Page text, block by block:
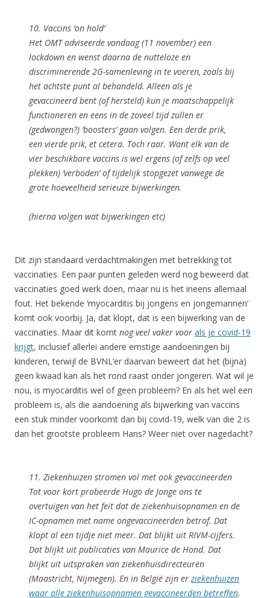
10. Vaccins ‘on hold’
Het OMT adviseerde vandaag (11 november) een
lockdown en wenst daarna de nutteloze en
discriminerende 2G-samenleving in te voeren, zoals bij
het achtste punt al behandeld. Alleen als je
gevaccineerd bent (of hersteld) kun je maatschappelijk
functioneren en eens in de zoveel tijd zullen er
(gedwongen?) ‘boosters’ gaan volgen. Een derde prik,
een vierde prik, et cetera. Toch raar. Want elk van de
vier beschikbare vaccins is wel ergens (of zelfs op veel
plekken) ‘verboden’ of tijdelijk stopgezet vanwege de
grote hoeveelheid serieuze bijwerkingen.
(hierna volgen wat bijwerkingen etc)
Dit zijn standaard verdachtmakingen met betrekking tot
vaccinaties. Een paar punten geleden werd nog beweerd dat
vaccinaties goed werk doen, maar nu is het ineens allemaal
fout. Het bekende ‘myocarditis bij jongens en jongemannen’
komt ook voorbij. Ja, dat klopt, dat is een bijwerking van de
vaccinaties. Maar dit komt nog veel vaker voor als je covid-19
krijgt, inclusief allerlei andere ernstige aandoeningen bij
kinderen, terwijl de BVNL’er daarvan beweert dat het (bijna)
geen kwaad kan als het rond raast onder jongeren. Wat wil je
nou, is myocarditis wel of geen probleem? En als het wel een
probleem is, als die aandoening als bijwerking van vaccins
een stuk minder voorkomt dan bij covid-19, welk van die 2 is
dan het grootste probleem Hans? Weer niet over nagedacht?
11. Ziekenhuizen stromen vol met ook gevaccineerden
Tot voor kort probeerde Hugo de Jonge ons te
overtuigen van het feit dat de ziekenhuisopnamen en de
IC-opnamen met name ongevaccineerden betrof. Dat
klopt al een tijdje niet meer. Dat blijkt uit RIVM-cijfers.
Dat blijkt uit publicaties van Maurice de Hond. Dat
blijkt uit uitspraken van ziekenhuisdirecteuren
(Maastricht, Nijmegen). En in België zijn erziekenhuizen
waar alleziekenhuisopnamen gevaccineerden betreffen.